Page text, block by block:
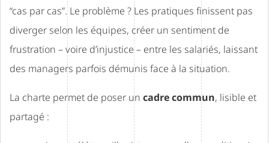
“cas par cas”. Le problème ? Les pratiques finissent pas
diverger selon les équipes, créer un sentiment de
frustration – voire d’injustice – entre les salariés, laissant
des managers parfois démunis face à la situation.
La charte permet de poser un cadre commun, lisible et
partagé :